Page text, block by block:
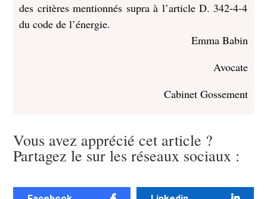
des critères mentionnés supra à l’article D. 342-4-4
du code de l’énergie.
Emma Babin
Avocate
Cabinet Gossement
Vous avez apprécié cet article ?
Partagez le sur les réseaux sociaux :